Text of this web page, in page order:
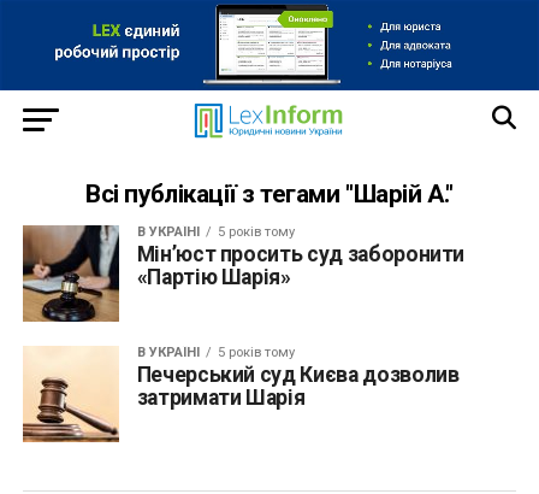
Всі публікації з тегами "Шарій А."
В УКРАЇНІ 5 років тому
Мін’юст просить суд заборонити
«Партію Шарія»
В УКРАЇНІ 5 років тому
Печерський суд Києва дозволив
затримати Шарія